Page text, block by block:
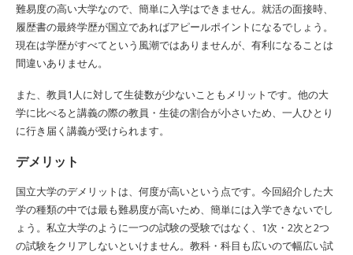
難易度の高い大学なので、簡単に入学はできません。就活の面接時、
履歴書の最終学歴が国立であればアピールポイントになるでしょう。
現在は学歴がすべてという風潮ではありませんが、有利になることは
間違いありません。
また、教員1人に対して生徒数が少ないこともメリットです。他の大
学に比べると講義の際の教員・生徒の割合が小さいため、一人ひとり
に行き届く講義が受けられます。
デメリット
国立大学のデメリットは、何度が高いという点です。今回紹介した大
学の種類の中では最も難易度が高いため、簡単には入学できないでし
ょう。私立大学のように一つの試験の受験ではなく、1次・2次と2つ
の試験をクリアしないといけません。教科・科目も広いので幅広い試